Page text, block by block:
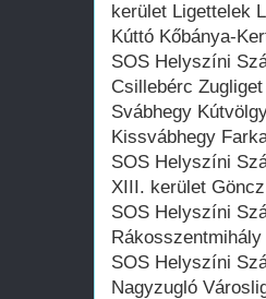
kerület Ligettelek
Kúttó Kőbánya-
SOS Helyszíni
Csillebérc
Svábhegy
Kissvábhegy
SOS Helyszíni
XIII. kerület
SOS Helyszíni
SOS Helyszíni
Nagyzugló